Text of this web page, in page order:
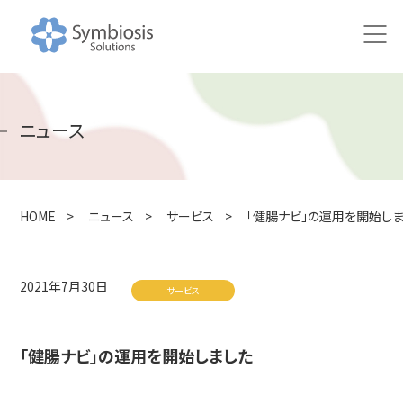
ニュース
HOME > ニュース > サービス > 「健腸ナビ」の運用を開始し
2021年7月30日 サービス
「健腸ナビ」の運用を開始しました
HOME
研究アプローチ
研究成果・論文